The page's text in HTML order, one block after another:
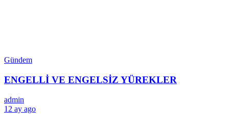
Gündem
ENGELLİ VE ENGELSİZ YÜREKLER
admin
12 ay ago